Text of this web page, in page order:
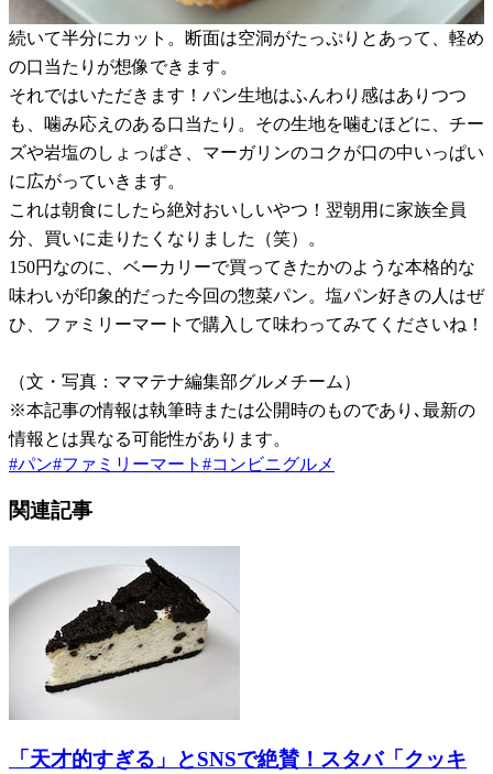
続いて半分にカット。断面は空洞がたっぷりとあって、軽め
の口当たりが想像できます。
それではいただきます！パン生地はふんわり感はありつつ
も、噛み応えのある口当たり。その生地を噛むほどに、チー
ズや岩塩のしょっぱさ、マーガリンのコクが口の中いっぱい
に広がっていきます。
これは朝食にしたら絶対おいしいやつ！翌朝用に家族全員
分、買いに走りたくなりました（笑）。
150円なのに、ベーカリーで買ってきたかのような本格的な
味わいが印象的だった今回の惣菜パン。塩パン好きの人はぜ
ひ、ファミリーマートで購入して味わってみてくださいね！
（文・写真：ママテナ編集部グルメチーム）
※本記事の情報は執筆時または公開時のものであり､最新の
情報とは異なる可能性があります。
#パン#ファミリーマート #コンビニグルメ
関連記事
「天才的すぎる」とSNSで絶賛！スタバ「クッキ